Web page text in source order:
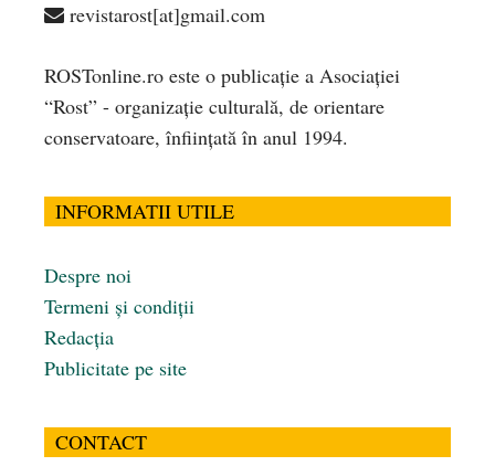
revistarost[at]gmail.com
ROSTonline.ro este o publicaţie a Asociaţiei
“Rost” - organizaţie culturală, de orientare
conservatoare, înfiinţată în anul 1994.
INFORMATII UTILE
Despre noi
Termeni și condiții
Redacția
Publicitate pe site
CONTACT